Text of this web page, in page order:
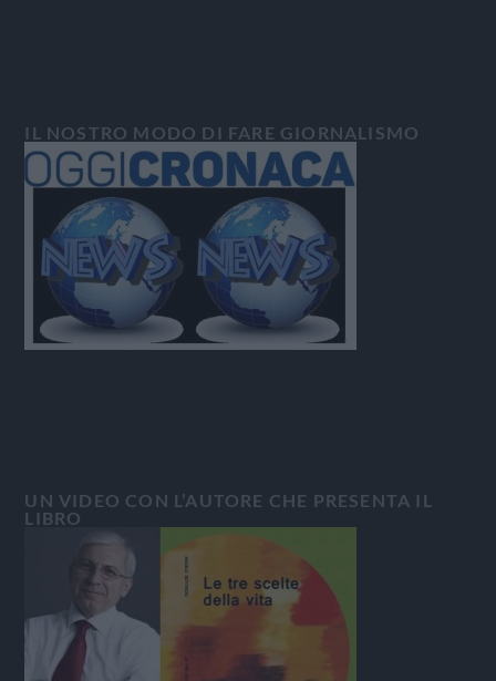
IL NOSTRO MODO DI FARE GIORNALISMO
UN VIDEO CON L’AUTORE CHE PRESENTA IL
LIBRO